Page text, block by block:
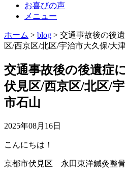
お喜びの声
メニュー
ホーム > blog > 交通事故後の後
区/西京区/北区/宇治市大久保/大
交通事故後の後遺症
伏見区/西京区/北区/
市石山
2025年08月16日
こんにちは！
京都市伏見区 永田東洋鍼灸整